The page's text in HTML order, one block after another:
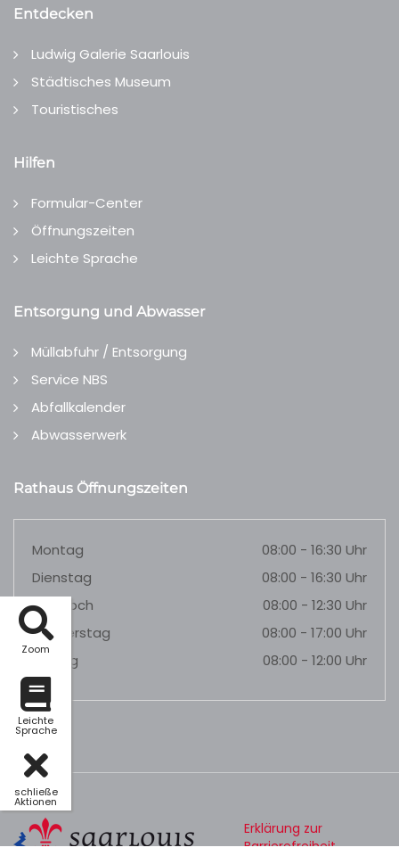
Zoom
Leichte
Sprache
schließe
Aktionen
Entdecken
Ludwig Galerie Saarlouis
Städtisches Museum
Touristisches
Hilfen
Formular-Center
Öffnungszeiten
Leichte Sprache
Entsorgung und Abwasser
Müllabfuhr / Entsorgung
Service NBS
Abfallkalender
Abwasserwerk
Rathaus Öffnungszeiten
Montag
08:00 - 16:30 Uhr
Dienstag
08:00 - 16:30 Uhr
Mittwoch
08:00 - 12:30 Uhr
Donnerstag
08:00 - 17:00 Uhr
Freitag
08:00 - 12:00 Uhr
Erklärung zur
Barrierefreiheit